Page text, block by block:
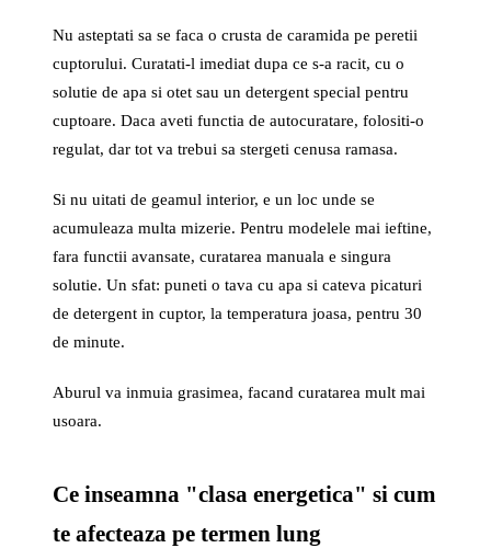
Nu asteptati sa se faca o crusta de caramida pe peretii
cuptorului. Curatati-l imediat dupa ce s-a racit, cu o
solutie de apa si otet sau un detergent special pentru
cuptoare. Daca aveti functia de autocuratare, folositi-o
regulat, dar tot va trebui sa stergeti cenusa ramasa.
Si nu uitati de geamul interior, e un loc unde se
acumuleaza multa mizerie. Pentru modelele mai ieftine,
fara functii avansate, curatarea manuala e singura
solutie. Un sfat: puneti o tava cu apa si cateva picaturi
de detergent in cuptor, la temperatura joasa, pentru 30
de minute.
Aburul va inmuia grasimea, facand curatarea mult mai
usoara.
Ce inseamna "clasa energetica" si cum
te afecteaza pe termen lung